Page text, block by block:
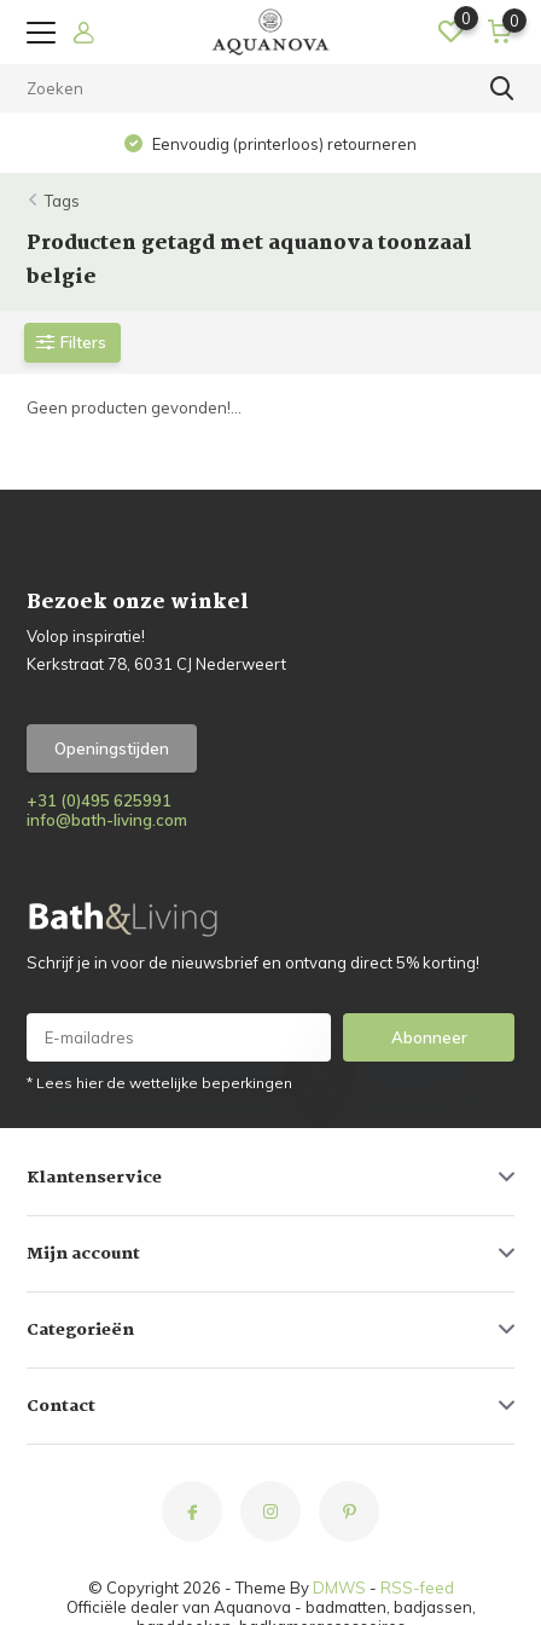
0 0
Eenvoudig (printerloos) retourneren
Tags
Producten getagd met aquanova toonzaal
belgie
Filters
Geen producten gevonden!...
Bezoek onze winkel
Volop inspiratie!
Kerkstraat 78, 6031 CJ Nederweert
Openingstijden
+31 (0)495 625991
info@bath-living.com
Schrijf je in voor de nieuwsbrief en ontvang direct 5% korting!
Abonneer
* Lees hier de wettelijke beperkingen
Klantenservice
Mijn account
Categorieën
Contact
© Copyright 2026 - Theme By DMWS - RSS-feed
Officiële dealer van Aquanova - badmatten, badjassen,